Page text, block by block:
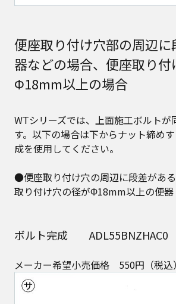
便座取り付け穴部の周辺
器などの場合、便座取り
Φ18mm以上の場合
WTシリーズでは、上面施工ボルトが
す。以下の場合は下からナット締め
成を使用してください。
●便座取り付け穴の周辺に段差が
取り付け穴の径がΦ18mm以上の便器
ボルト完成 ADL55BNZHAC0
メーカー希望小売価格 550円（税込）